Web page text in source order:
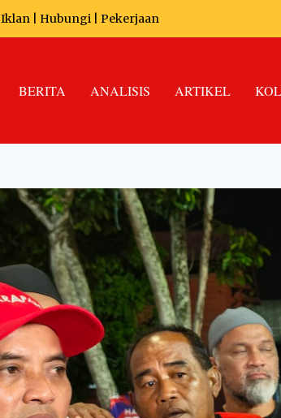
Iklan Hubungi Pekerjaan
BERITA ANALISIS ARTIKEL